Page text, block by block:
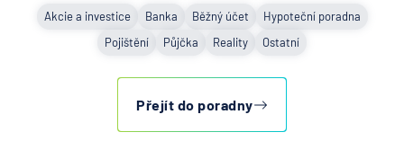
Akcie a investice Banka Běžný účet
Hypoteční poradna
Pojištění
Půjčka Reality Ostatní
Přejít do poradny